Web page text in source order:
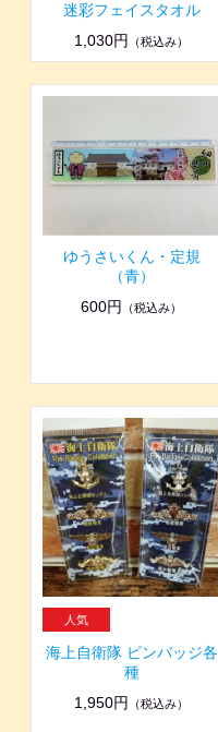
迷彩フェイスタオル
1,030円
（税込み）
ゆうさいくん・定規
（青）
600円
（税込み）
海上自衛隊 ピンバッジ各
種
1,950円
（税込み）